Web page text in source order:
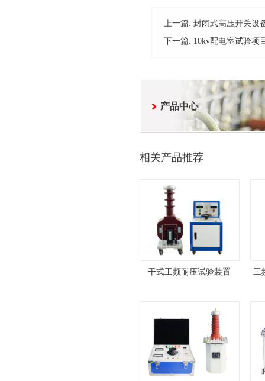
上一篇: 封闭式高压开关设
下一篇: 10kv配电室试验项
产品中心
相关产品推荐
干式工频耐压试验装置
101
工